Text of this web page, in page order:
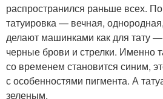
распространился раньше всех. По
татуировка — вечная,
делают машинками как для тату
черные брови и стрелки. Именно
со временем становится синим,
с особенностями пигмента. А
зеленым.